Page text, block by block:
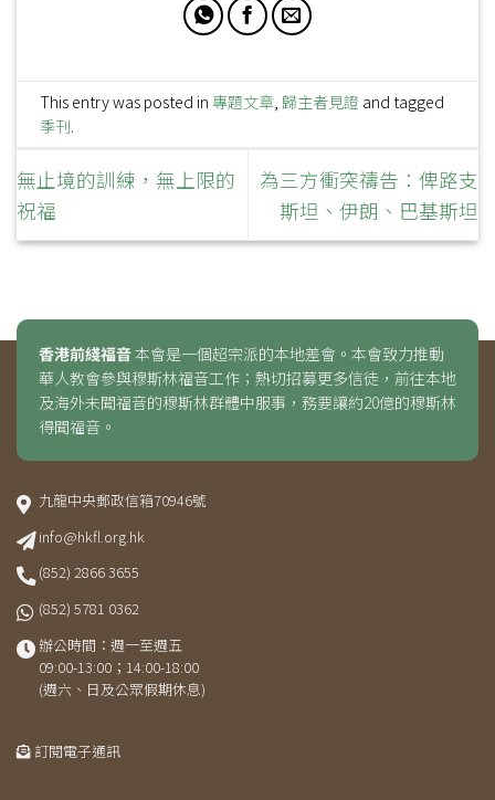
This entry was posted in專題文章 歸主者見證 and tagged
季刊.
無止境的訓練，無上限的
祝福
為三方衝突禱告：俾路支
斯坦、伊朗、巴基斯坦
香港前綫福音本會是一個超宗派的本地差會。本會致力推動
華人教會參與穆斯林福音工作；熱切招募更多信徒，前往本地
及海外未聞福音的穆斯林群體中服事，務要讓約20億的穆斯林
得聞福音。
九龍中央郵政信箱70946號
info@hkfl.org.hk
(852) 2866 3655
(852) 5781 0362
辦公時間：週一至週五
09:00-13:00；14:00-18:00
(週六、日及公眾假期休息)
訂閱電子通訊